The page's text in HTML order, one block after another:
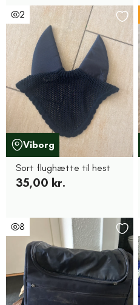
2
Viborg
Sort flughætte til hest
35,00 kr.
8